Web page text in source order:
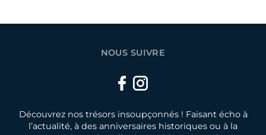
NOUS SUIVRE
Facebook
Instagram
Découvrez nos trésors insoupçonnés ! Faisant écho à
l’actualité, à des anniversaires historiques ou à la